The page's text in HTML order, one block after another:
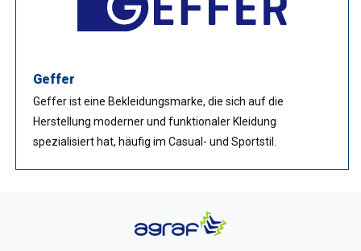
Geffer
Geffer ist eine Bekleidungsmarke, die sich auf die
Herstellung moderner und funktionaler Kleidung
spezialisiert hat, häufig im Casual- und Sportstil.